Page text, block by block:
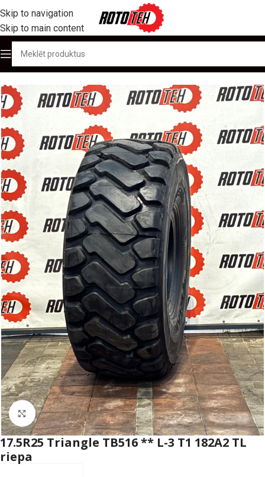
Skip to navigation
Skip to main content
Sākums/Produktu katalogs
Click to enlarge
17.5R25 Triangle TB516 ** L-3 T1 182A2 TL
riepa